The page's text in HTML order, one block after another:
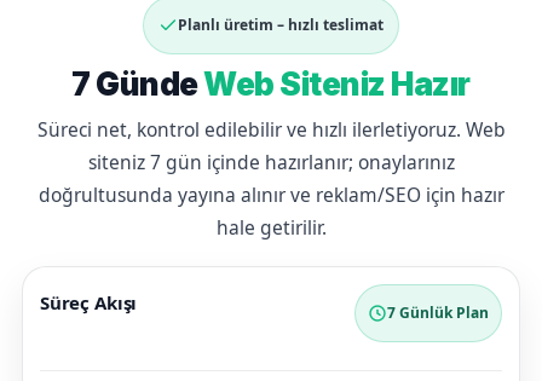
Planlı üretim – hızlı teslimat
7 GündeWeb Siteniz Hazır
Süreci net, kontrol edilebilir ve hızlı ilerletiyoruz. Web
siteniz 7 gün içinde hazırlanır; onaylarınız
doğrultusunda yayına alınır ve reklam/SEO için hazır
hale getirilir.
Süreç Akışı 7 Günlük Plan